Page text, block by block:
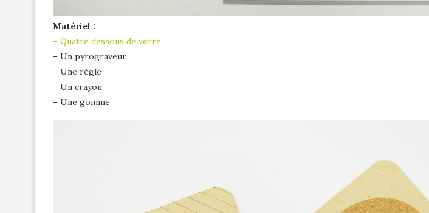
Matériel :
– Quatre dessous de verre
– Un pyrograveur
– Une règle
– Un crayon
– Une gomme